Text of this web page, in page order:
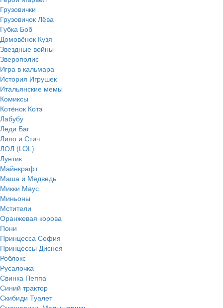
Грузовички
Грузовичок Лёва
Губка Боб
Домовёнок Кузя
Звездные войны
Зверополис
Игра в кальмара
История Игрушек
Итальянские мемы
Комиксы
Котёнок Котэ
Лабубу
Леди Баг
Лило и Стич
ЛОЛ (LOL)
Лунтик
Майнкрафт
Маша и Медведь
Микки Маус
Миньоны
Мстители
Оранжевая корова
Пони
Принцесса София
Принцессы Диснея
Роблокс
Русалочка
Свинка Пеппа
Синий трактор
Скибиди Туалет